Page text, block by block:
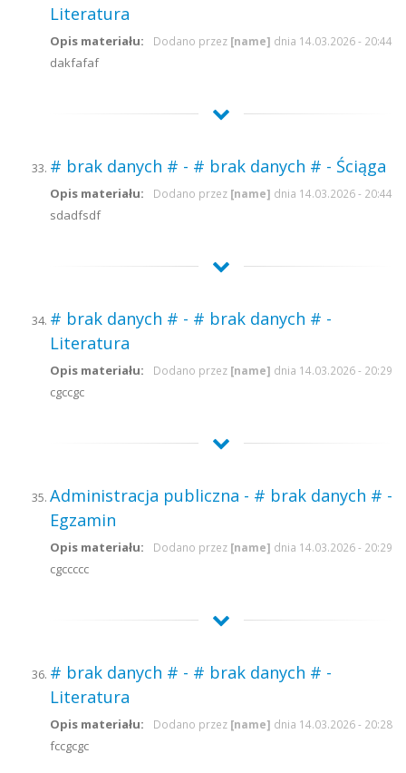
Literatura
Dodano przez [name] dnia 14.03.2026 - 20:44
Opis materiału:
dakfafaf
# brak danych # - # brak danych # - Ściąga
Dodano przez [name] dnia 14.03.2026 - 20:44
Opis materiału:
sdadfsdf
# brak danych # - # brak danych # -
Literatura
Dodano przez [name] dnia 14.03.2026 - 20:29
Opis materiału:
cgccgc
Administracja publiczna - # brak danych # -
Egzamin
Dodano przez [name] dnia 14.03.2026 - 20:29
Opis materiału:
cgccccc
# brak danych # - # brak danych # -
Literatura
Dodano przez [name] dnia 14.03.2026 - 20:28
Opis materiału:
fccgcgc